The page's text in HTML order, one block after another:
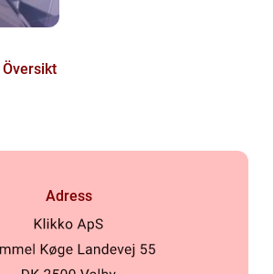
Bolton En Översikt
Adress